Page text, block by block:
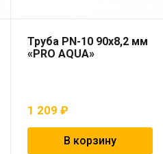
Труба PN-10 90х8,2 мм
«PRO AQUA»
1 209₽
В корзину